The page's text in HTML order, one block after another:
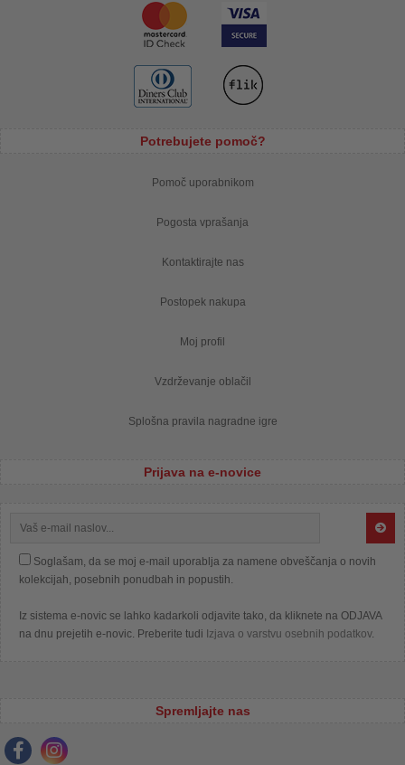
Potrebujete pomoč?
Pomoč uporabnikom
Pogosta vprašanja
Kontaktirajte nas
Postopek nakupa
Moj profil
Vzdrževanje oblačil
Splošna pravila nagradne igre
Prijava na e-novice
Soglašam, da se moj e-mail uporablja za namene obveščanja o novih
kolekcijah, posebnih ponudbah in popustih.
Iz sistema e-novic se lahko kadarkoli odjavite tako, da kliknete na ODJAVA
na dnu prejetih e-novic. Preberite tudi Izjava o varstvu osebnih podatkov.
Spremljajte nas